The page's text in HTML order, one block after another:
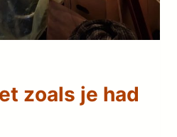
zoals je had